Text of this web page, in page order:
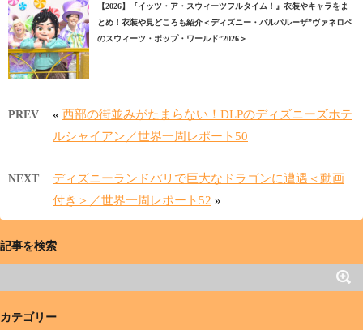
【2026】『イッツ・ア・スウィーツフルタイム！』衣装やキャラをま
とめ！衣装や見どころも紹介＜ディズニー・パルパルーザ”ヴァネロペ
のスウィーツ・ポップ・ワールド”2026＞
PREV « 西部の街並みがたまらない！DLPのディズニーズホテ
ルシャイアン／世界一周レポート50
NEXT
ディズニーランドパリで巨大なドラゴンに遭遇＜動画
付き＞／世界一周レポート52 »
記事を検索
カテゴリー